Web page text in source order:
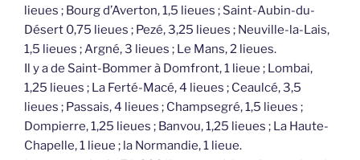
lieues ; Bourg d’Averton, 1,5 lieues ; Saint-Aubin-du-
Désert 0,75 lieues ; Pezé, 3,25 lieues ; Neuville-la-Lais,
1,5 lieues ; Argné, 3 lieues ; Le Mans, 2 lieues.
Il y a de Saint-Bommer à Domfront, 1 lieue ; Lombai,
1,25 lieues ; La Ferté-Macé, 4 lieues ; Ceaulcé, 3,5
lieues ; Passais, 4 lieues ; Champsegré, 1,5 lieues ;
Dompierre, 1,25 lieues ; Banvou, 1,25 lieues ; La Haute-
Chapelle, 1 lieue ; la Normandie, 1 lieue.